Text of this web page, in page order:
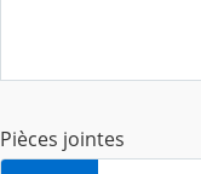
Pièces jointes